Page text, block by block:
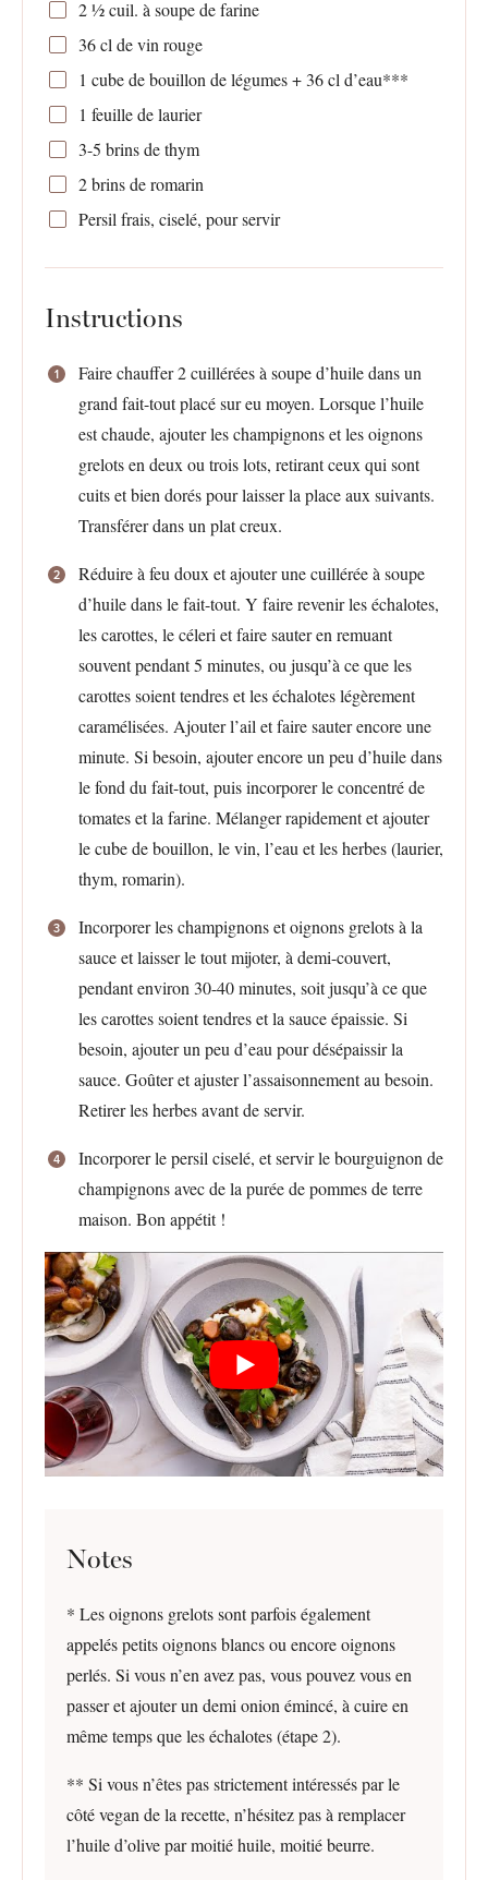
2 ½cuil. à soupe de farine
36cl de vin rouge
1 cube de bouillon de légumes + 36cl d’eau***
1 feuille de laurier
3-5 brins de thym
2brins de romarin
Persil frais, ciselé, pour servir
Instructions
Faire chauffer 2 cuillérées à soupe d’huile dans un
grand fait-tout placé sur eu moyen. Lorsque l’huile
est chaude, ajouter les champignons et les oignons
grelots en deux ou trois lots, retirant ceux qui sont
cuits et bien dorés pour laisser la place aux suivants.
Transférer dans un plat creux.
Réduire à feu doux et ajouter une cuillérée à soupe
d’huile dans le fait-tout. Y faire revenir les échalotes,
les carottes, le céleri et faire sauter en remuant
souvent pendant 5 minutes, ou jusqu’à ce que les
carottes soient tendres et les échalotes légèrement
caramélisées. Ajouter l’ail et faire sauter encore une
minute. Si besoin, ajouter encore un peu d’huile dans
le fond du fait-tout, puis incorporer le concentré de
tomates et la farine. Mélanger rapidement et ajouter
le cube de bouillon, le vin, l’eau et les herbes (laurier,
thym, romarin).
Incorporer les champignons et oignons grelots à la
sauce et laisser le tout mijoter, à demi-couvert,
pendant environ 30-40 minutes, soit jusqu’à ce que
les carottes soient tendres et la sauce épaissie. Si
besoin, ajouter un peu d’eau pour désépaissir la
sauce. Goûter et ajuster l’assaisonnement au besoin.
Retirer les herbes avant de servir.
Incorporer le persil ciselé, et servir le bourguignon de
champignons avec de la purée de pommes de terre
maison. Bon appétit !
Notes
* Les oignons grelots sont parfois également
appelés petits oignons blancs ou encore oignons
perlés. Si vous n’en avez pas, vous pouvez vous en
passer et ajouter un demi onion émincé, à cuire en
même temps que les échalotes (étape 2).
** Si vous n’êtes pas strictement intéressés par le
côté vegan de la recette, n’hésitez pas à remplacer
l’huile d’olive par moitié huile, moitié beurre.